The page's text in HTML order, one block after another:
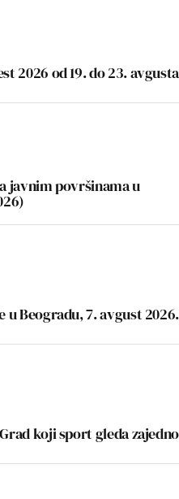
2026 od 19. do 23. avgusta
javnim površinama u
u Beogradu, 7. avgust 2026.
koji sport gleda zajedno